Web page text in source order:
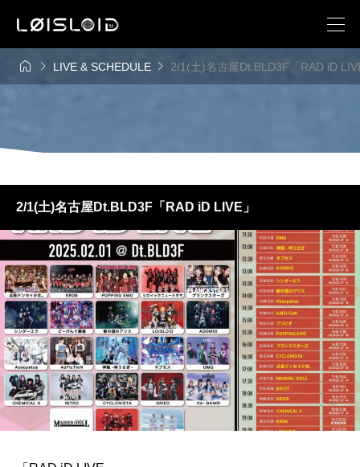
  LIVE & SCHEDULE  2/1(土)名古屋Dt.BLD3F「RAD iD
2/1(土)名古屋Dt.BLD3F「RAD iD LIVE」